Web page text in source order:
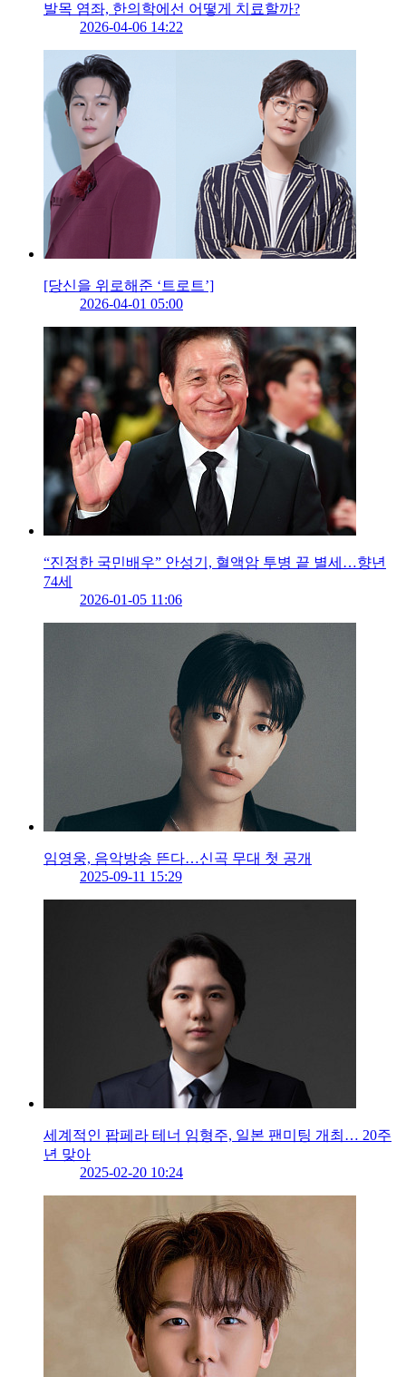
발목 염좌, 한의학에선 어떻게 치료할까?
2026-04-06 14:22
[당신을 위로해준 ‘트로트’]
2026-04-01 05:00
“진정한 국민배우” 안성기, 혈액암 투병 끝 별세…향년
74세
2026-01-05 11:06
임영웅, 음악방송 뜬다…신곡 무대 첫 공개
2025-09-11 15:29
세계적인 팝페라 테너 임형주, 일본 팬미팅 개최… 20주
년 맞아
2025-02-20 10:24